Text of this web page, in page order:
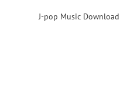
J-pop Music Download